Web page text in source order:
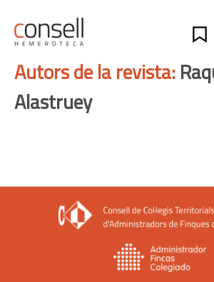
Autors de la revista:
Alastruey